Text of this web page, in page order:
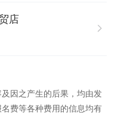
店
因之产生的后果，均由发
费等各种费用的信息均有